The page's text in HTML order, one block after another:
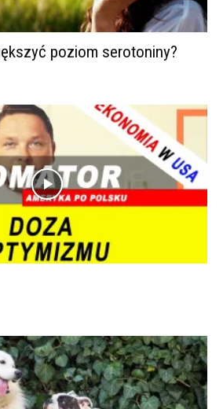
poziom serotoniny?